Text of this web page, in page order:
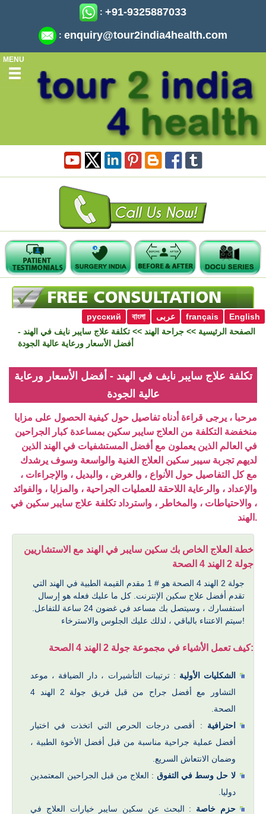
: +91-9325887033
: enquiry@tour2india4health.com
MENU
English
français عربى বাংলা
русский
الصفحة الرئيسية >> جراحة الهند >> تكلفة علاج سايبر نايف في الهند -
أفضل الأسعار ورعاية عالية الجودة
تكلفة علاج سايبر نايف في الهند - أفضل الأسعار ورعاية
عالية الجودة
مرحبا ، يرجى قراءة أدناه تفاصيل حول كيفية الحصول على مزايا
منخفضة التكلفة من العلاج سايبر سكين بمساعدة كبار الجراحين
في العالم الذين يعملون مع أفضل المستشفيات في الهند الذين
لديهم تجربة سيبر سكين العلاج الغنية والواسعة وسوف يرشدك
مع كل التفاصيل حول الأنواع ، والغرض ، والبديل ، والإجراءات ،
والإعداد ، والرعاية اللاحقة للعمليات الجراحية ، والمزايا ، والفوائد
، والاحتياطات ، والمخاطر ، واسترداد تكلفة علاج سايبر سكين في
الهند.
خطة العلاج الخاص بك سكين سايبر في الهند مع الاستشاريين
جولة 2 الهند 4 الصحة
جولة 2 الهند 4 الصحة هو # 1 مقدم القيمة الطبية في الهند التي
تقدم أفضل علاج سكين الإنترنت. كل ما عليك فعله هو إرسال
استفسارك ، وسيتصل بك مساعد في غضون 24 ساعة للتفاعل.
سيتم الاعتناء بالباقي ، لذلك عليك الجلوس والاسترخاء!
كيف تعمل الأشياء في مجموعة جولة 2 الهند 4 الصحة:
الشكليات الأولية : ترتيبات التأشيرات ، دار الضيافة ، موعد
التشاور مع أفضل جراح من قبل فريق جولة 2 الهند 4
الصحة.
احترافية : أقصى درجات الحرص التي اتخذت في اختيار
أفضل عملية جراحية مناسبة من قبل أفضل الأخوة الطبية ،
وضمان الانتعاش السريع.
لا حل وسط في التفوق : العلاج من قبل الجراحين المعتمدين
دوليا.
حزم خاصة : البحث عن سكين سايبر خيارات العلاج في